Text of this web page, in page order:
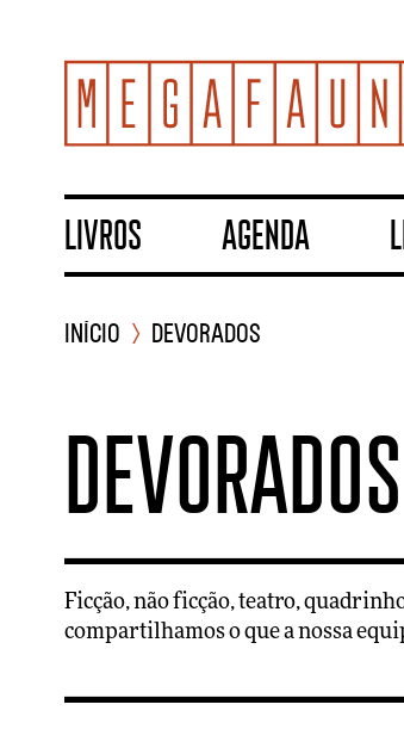
Livros Agenda
INÍCIO Devorados
Devorados
Ficção, não ficção, teatro,
compartilhamos o que a nossa